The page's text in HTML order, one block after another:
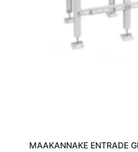
MAAKANNAKE ENTRADE